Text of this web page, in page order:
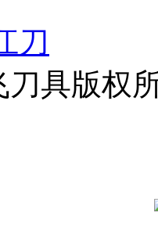
刀
刀具版权